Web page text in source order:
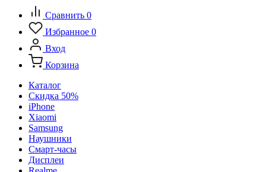
Сравнить 0
Избранное 0
Вход
Корзина
Каталог
Скидка 50%
iPhone
Xiaomi
Samsung
Наушники
Смарт-часы
Дисплеи